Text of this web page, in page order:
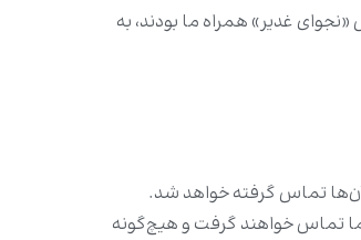
غدیر» همراه ما بودند، به
آن‌ها تماس گرفته خواهد شد.
تماس خواهند گرفت و هیچ‌گونه